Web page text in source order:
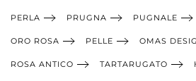
PERLA PRUGNA PUGNALE
ORO ROSA PELLE OMAS
ROSA ANTICO TARTARUGATO